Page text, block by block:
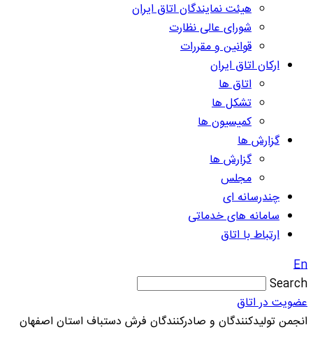
هیئت نمایندگان اتاق ایران
شورای عالی نظارت
قوانین و مقررات
ارکان اتاق ایران
اتاق ها
تشکل ها
کمیسیون ها
گزارش ها
گزارش ها
مجلس
چندرسانه ای
سامانه های خدماتی
ارتباط با اتاق
En
Search
عضویت در اتاق
انجمن تولیدکنندگان و صادرکنندگان فرش دستباف استان اصفهان